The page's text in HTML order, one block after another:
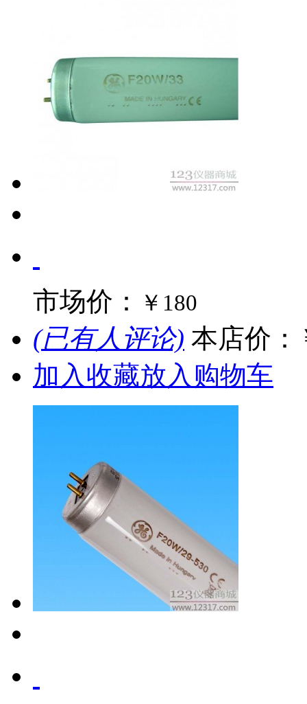
市场价： ￥180
(已有人评论) 本店价：
加入收藏放入购物车